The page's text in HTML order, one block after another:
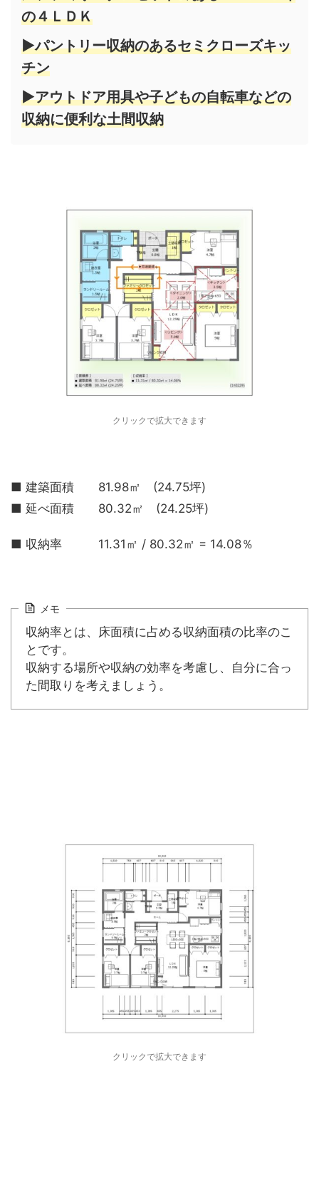
の４ＬＤＫ
▶パントリー収納のあるセミクローズキッ
チン
▶アウトドア用具や子どもの自転車などの
収納に便利な土間収納
クリックで拡大できます
■ 建築面積 81.98㎡ (24.75坪)
■ 延べ面積 80.32㎡ (24.25坪)
■ 収納率 11.31㎡ / 80.32㎡ = 14.08％
メモ
収納率とは、床面積に占める収納面積の比率のこ
とです。
収納する場所や収納の効率を考慮し、自分に合っ
た間取りを考えましょう。
クリックで拡大できます